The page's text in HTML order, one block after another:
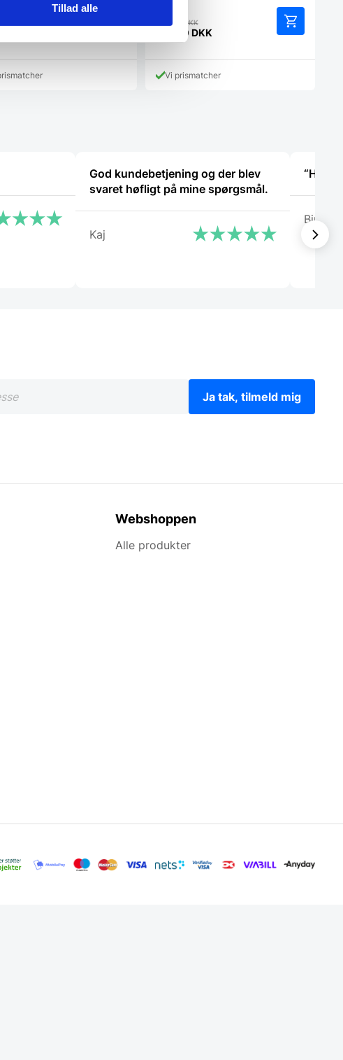
Tillad alle
pris
var:
499,00 DKK.
889,00 DKKDen
oprindelige
var:
889,00 DKK.
507,50 DKK
Den
aktuelle
pris
er:Vi prismatcher
God kundebetjening og der blev
svaret høfligt på mine spørgsmål.
Kaj
Ja tak, tilmeld mig
Webshoppen
Alle produkter